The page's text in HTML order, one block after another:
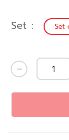
Set Set